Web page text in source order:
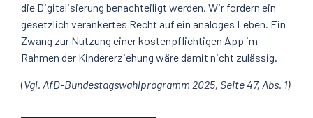
die Digitalisierung benachteiligt werden. Wir fordern ein
gesetzlich verankertes Recht auf ein analoges Leben. Ein
Zwang zur Nutzung einer kostenpflichtigen App im
Rahmen der Kindererziehung wäre damit nicht zulässig.
(Vgl. AfD-Bundestagswahlprogramm 2025, Seite 47, Abs. 1)